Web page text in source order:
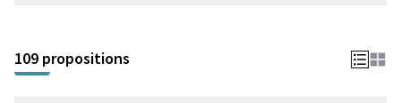
+
−
109 propositions